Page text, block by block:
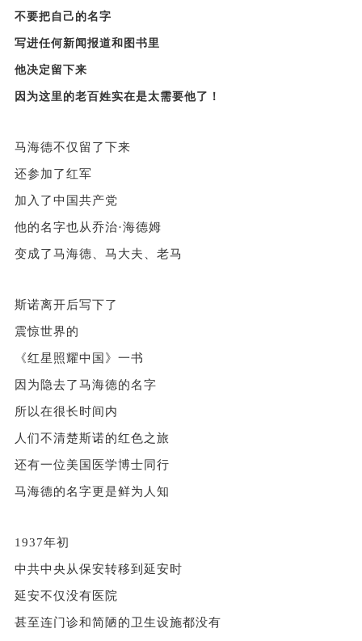
不要把自己的名字
写进任何新闻报道和图书里
他决定留下来
因为这里的老百姓实在是太需要他了！
马海德不仅留了下来
还参加了红军
加入了中国共产党
他的名字也从乔治·海德姆
变成了马海德、马大夫、老马
斯诺离开后写下了
震惊世界的
《红星照耀中国》一书
因为隐去了马海德的名字
所以在很长时间内
人们不清楚斯诺的红色之旅
还有一位美国医学博士同行
马海德的名字更是鲜为人知
1937年初
中共中央从保安转移到延安时
延安不仅没有医院
甚至连门诊和简陋的卫生设施都没有